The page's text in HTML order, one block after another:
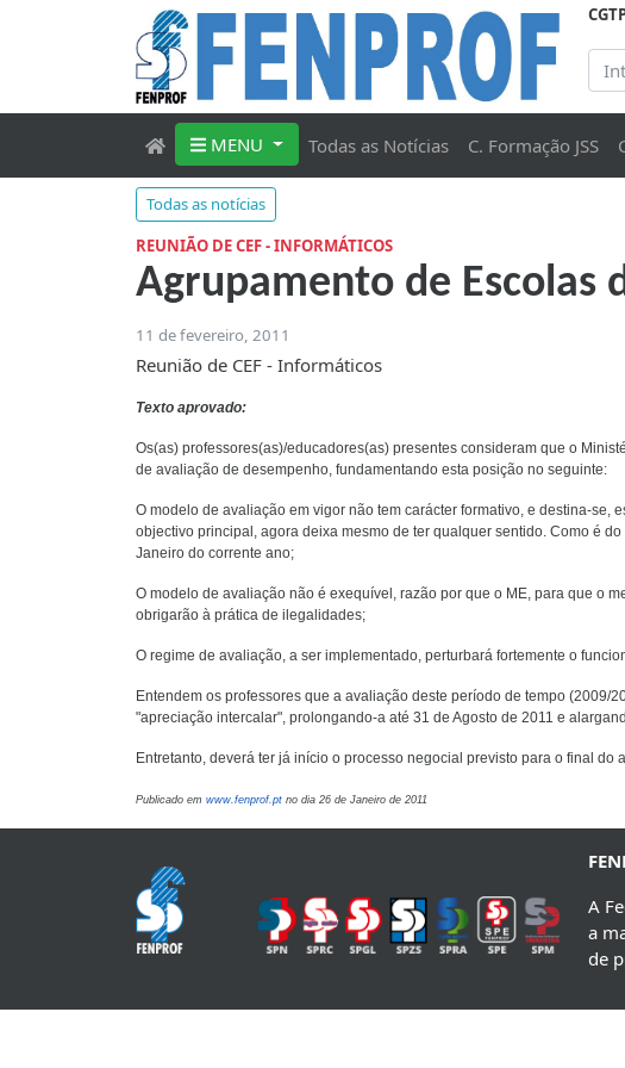
MENU Todas as Notícias C. Formação JSS
Todas as notícias
REUNIÃO DE CEF - INFORMÁTICOS
Agrupamento de Escolas
11 de fevereiro, 2011
Reunião de CEF - Informáticos
Texto aprovado:
Os(as) professores(as)/educadores(as) presentes consideram que o
de avaliação de desempenho, fundamentando esta posição no seguinte:
O modelo de avaliação em vigor não tem carácter formativo, e destina-
objectivo principal, agora deixa mesmo de ter qualquer sentido. Como é
Janeiro do corrente ano;
O modelo de avaliação não é exequível, razão por que o ME, para que o
obrigarão à prática de ilegalidades;
O regime de avaliação, a ser implementado, perturbará fortemente o
Entendem os professores que a avaliação deste período de tempo
"apreciação intercalar", prolongando-a até 31 de Agosto de 2011 e
Entretanto, deverá ter já início o processo negocial previsto para o final
Publicado em www.fenprof.pt no dia 26 de Janeiro de 2011
A
a
de